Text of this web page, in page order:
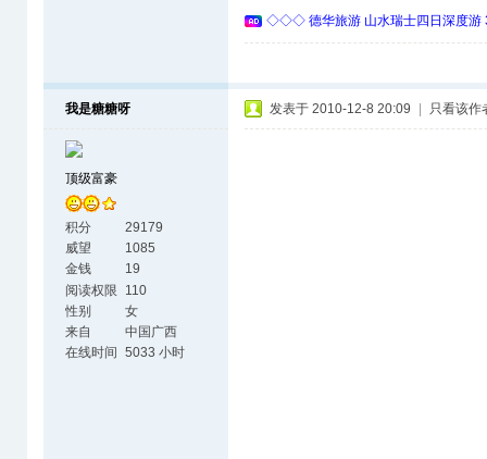
◇◇◇ 德华旅游 山水瑞士四日深度
我是糖糖呀
顶级富豪
积分
29179
威望
1085
金钱
19
阅读权限
110
性别
女
来自
中国广西
在线时间
5033 小时
发表于 2010-12-8 20:09 只看该作